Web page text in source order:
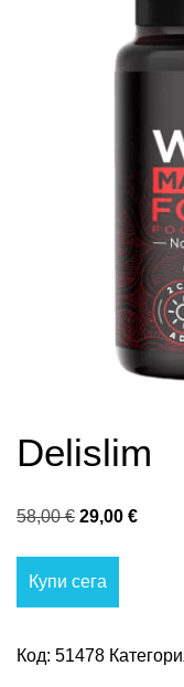
Delislim
58,00€ Original
29,00 €
Купи сега
Код: 51478